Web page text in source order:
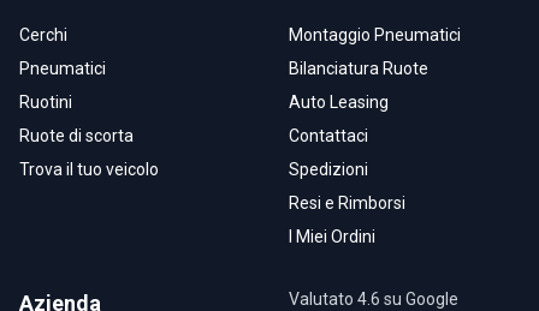
Cerchi
Pneumatici
Ruotini
Ruote di scorta
Trova il tuo veicolo
Montaggio Pneumatici
Bilanciatura Ruote
Auto Leasing
Contattaci
Spedizioni
Resi e Rimborsi
I Miei Ordini
Azienda Valutato 4.6 su Google